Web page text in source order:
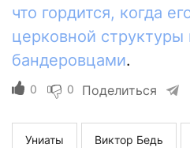
что гордится, когда
церковной структуры
бандеровцами.
0 0 Поделиться
Униаты Виктор Бедь